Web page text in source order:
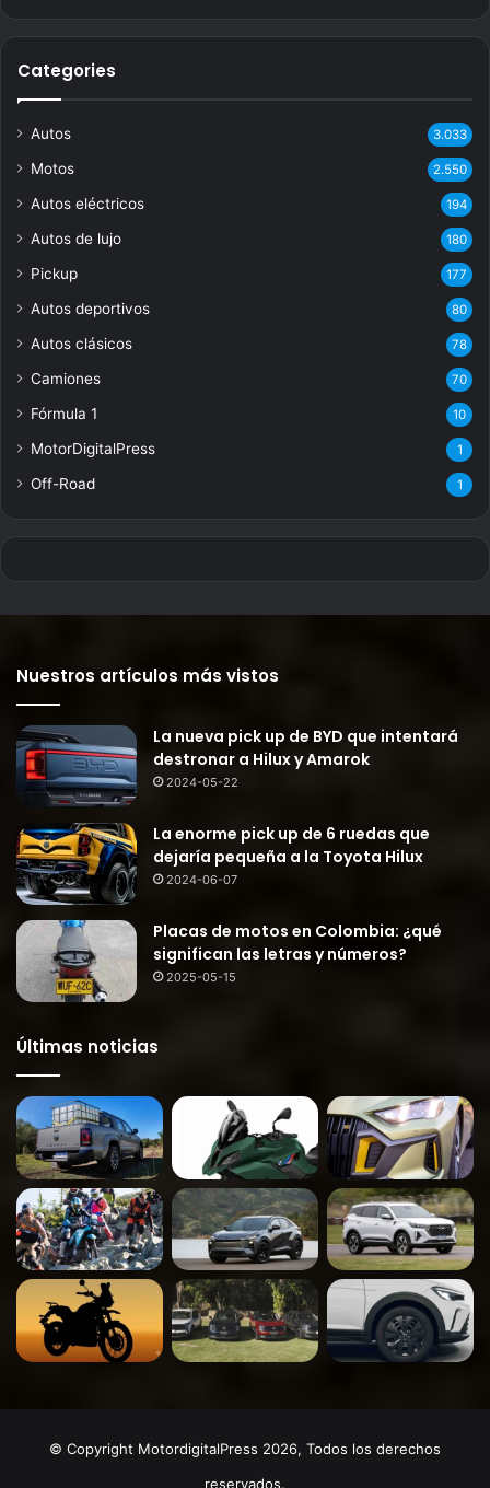
Categories
Autos 3.033
Motos 2.550
Autos eléctricos 194
Autos de lujo 180
Pickup 177
Autos deportivos 80
Autos clásicos 78
Camiones 70
Fórmula 1 10
MotorDigitalPress 1
Off-Road 1
Nuestros artículos más vistos
La nueva pick up de BYD que intentará
destronar a Hilux y Amarok
2024-05-22
La enorme pick up de 6 ruedas que
dejaría pequeña a la Toyota Hilux
2024-06-07
Placas de motos en Colombia: ¿qué
significan las letras y números?
2025-05-15
Últimas noticias
© Copyright MotordigitalPress 2026, Todos los derechos
reservados.